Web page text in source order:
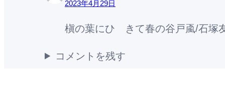
2023年4月29日
槇の葉にひゞきて春の谷戸颪/石塚
コメントを残す